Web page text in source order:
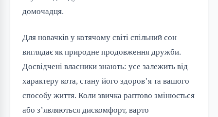
домочадця.
Для новачків у котячому світі спільний сон
виглядає як природне продовження дружби.
Досвідчені власники знають: усе залежить від
характеру кота, стану його здоров’я та вашого
способу життя. Коли звичка раптово змінюється
або з’являються дискомфорт, варто